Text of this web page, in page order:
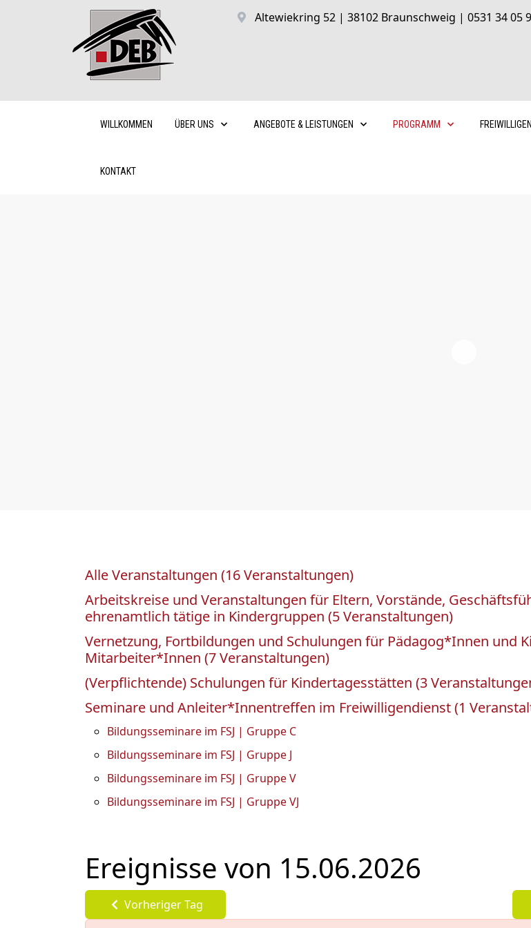
Altewiekring 52 | 38102 Braunschweig | 0531 34 05
WILLKOMMEN ÜBER UNS ANGEBOTE & LEISTUNGEN PROGRAMM
KONTAKT
Alle Veranstaltungen (16 Veranstaltungen)
Arbeitskreise und Veranstaltungen für Eltern, Vorstände,
ehrenamtlich tätige in Kindergruppen (5 Veranstaltungen)
Vernetzung, Fortbildungen und Schulungen für Pädagog*Innen und
Mitarbeiter*Innen (7 Veranstaltungen)
(Verpflichtende) Schulungen für Kindertagesstätten (3
Seminare und Anleiter*Innentreffen im Freiwilligendienst (1
Bildungsseminare im FSJ | Gruppe C
Bildungsseminare im FSJ | Gruppe J
Bildungsseminare im FSJ | Gruppe V
Bildungsseminare im FSJ | Gruppe VJ
Ereignisse von 15.06.2026
Vorheriger Tag